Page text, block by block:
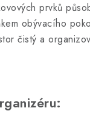
prvků
obývacího
čistý a